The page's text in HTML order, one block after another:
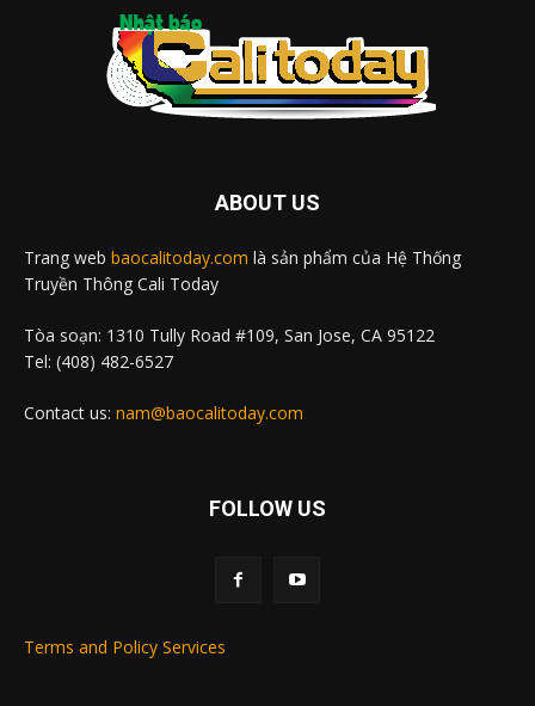
ABOUT US
Trang web baocalitoday.com là sản phẩm của Hệ Thống
Truyền Thông Cali Today
Tòa soạn: 1310 Tully Road #109, San Jose, CA 95122
Tel: (408) 482-6527
Contact us: nam@baocalitoday.com
FOLLOW US
Terms and Policy Services